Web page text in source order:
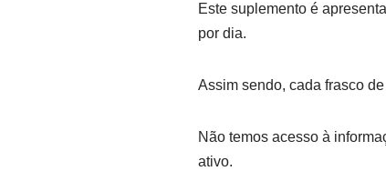
Este suplemento é
por dia.
Assim sendo, cada frasco
Não temos acesso à
ativo.